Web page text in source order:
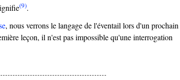
(9).
, nous verrons le langage de l'éventail lors d'un prochain
leçon, il n'est pas impossible qu'une interrogation